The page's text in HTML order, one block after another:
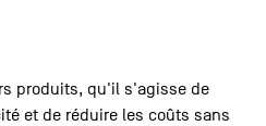
produits, qu'il s'agisse de
et de réduire les coûts sans